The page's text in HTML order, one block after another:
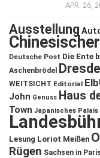
APR. 26,
Ausstellung
Deutsche Post Die Ente
Aschenbrödel
WEITSICHT Editorial
John Genuss Haus
Town Japanisches Palais
Lesung Loriot Meißen
Rügen Sachsen in Paris